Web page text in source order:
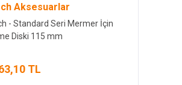
Aksesuarlar
- Standard Seri Mermer İçin
Diski 115 mm
TL